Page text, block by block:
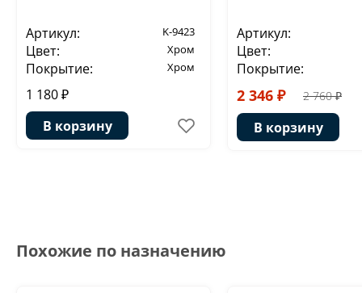
Артикул: K-9423
Цвет: Хром
Покрытие: Хром
1 180 ₽
В корзину
Артикул:
Цвет:
Покрытие:
2 346 ₽ 2 760 ₽
В корзину
Похожие по назначению